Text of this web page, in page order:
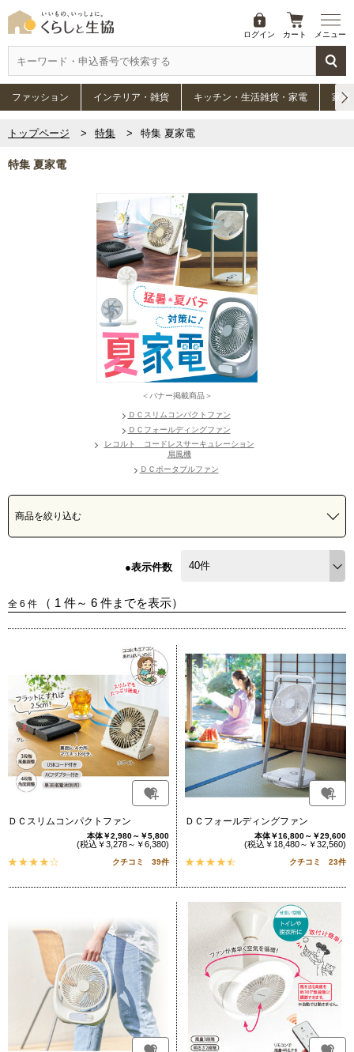
ログイン カート メニュー
ファッション インテリア・雑貨 キッチン・生活雑貨・家電 家具
トップページ 特集 特集 夏家電
特集 夏家電
＜バナー掲載商品＞
ＤＣスリムコンパクトファン
ＤＣフォールディングファン
レコルト コードレスサーキュレーション
扇風機
ＤＣポータブルファン
商品を絞り込む
●表示件数
全 6 件 （ 1 件～ 6 件までを表示）
ＤＣスリムコンパクトファン
本体￥2,980～￥5,800
(税込￥3,278～￥6,380)
クチコミ 39件
ＤＣフォールディングファン
本体￥16,800～￥29,600
(税込￥18,480～￥32,560)
クチコミ 23件